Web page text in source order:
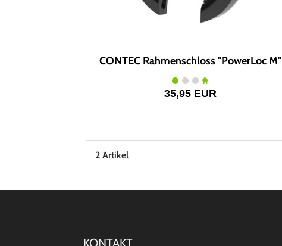
CONTEC Rahmenschloss "PowerLoc M"
35,95 EUR
2 Artikel
KONTAKT